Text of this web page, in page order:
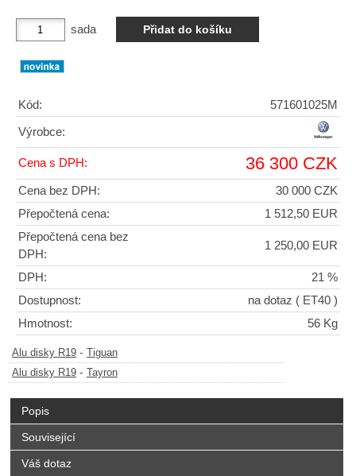
sada
Kód: 571601025M
Výrobce:
Cena s DPH: 36 300 CZK
Cena bez DPH:
30 000 CZK
Přepočtená cena:
1 512,50 EUR
Přepočtená cena bez
DPH:
1 250,00 EUR
DPH:
21 %
Dostupnost:
na dotaz ( ET40 )
Hmotnost:
56 Kg
Alu disky R19 -
Tiguan
Alu disky R19 - Tayron
Popis
Související
Váš dotaz